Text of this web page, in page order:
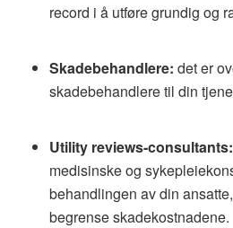
record i å utføre grundig og
Skadebehandlere: det er
skadebehandlere til din
Utility reviews-consultants:
medisinske og
behandlingen av din
begrense skadekostnadene.